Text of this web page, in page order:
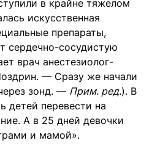
в крайне тяжелом
искусственная
препараты,
сердечно-сосудистую
врач анестезиолог-
— Сразу же начали
зонд. — Прим. ред.). В
детей перевести на
А в 25 дней девочки
и мамой».